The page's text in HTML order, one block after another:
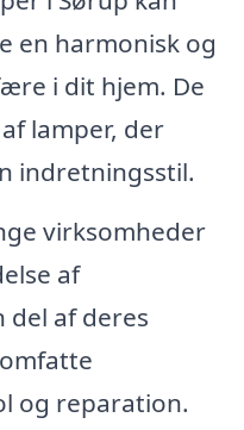
en harmonisk og
i dit hjem. De
lamper, der
indretningsstil.
virksomheder
af
del af deres
og reparation.